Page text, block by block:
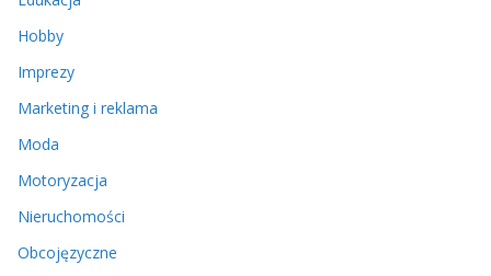
Hobby
Imprezy
Marketing i reklama
Moda
Motoryzacja
Nieruchomości
Obcojęzyczne